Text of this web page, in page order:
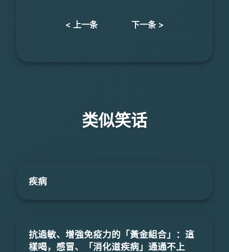
< 上一条 下一条 >
类似笑话
疾病
抗過敏、增強免疫力的「黃金組合」：這
樣喝，感冒、「消化道疾病」通通不上